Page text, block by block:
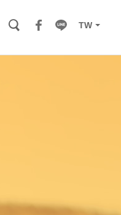
TW